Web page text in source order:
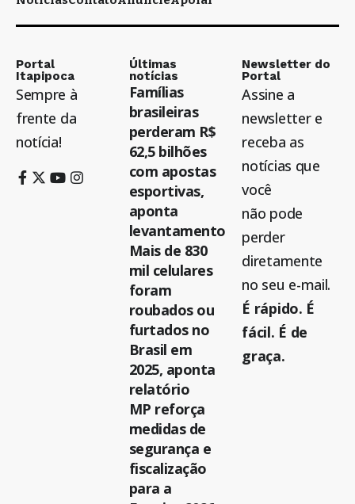
Portal
Itapipoca
Sempre à
frente da
notícia!
Últimas
notícias
Famílias
brasileiras
perderam R$
62,5 bilhões
com apostas
esportivas,
aponta
levantamento
Mais de 830
mil celulares
foram
roubados ou
furtados no
Brasil em
2025, aponta
relatório
MP reforça
medidas de
segurança e
fiscalização
para a
Newsletter do
Portal
Assine a
newsletter e
receba as
notícias que
você
não pode
perder
diretamente
no seu e-mail.
É rápido. É
fácil. É de
graça.